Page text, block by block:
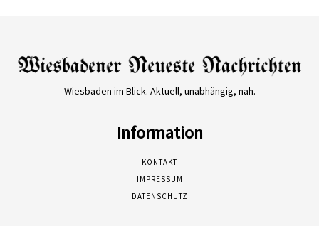
Wiesbaden im Blick. Aktuell, unabhängig, nah.
Information
KONTAKT
IMPRESSUM
DATENSCHUTZ